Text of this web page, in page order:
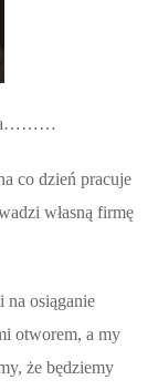
co dzień pracuje
własną firmę
na osiąganie
otworem, a my
że będziemy